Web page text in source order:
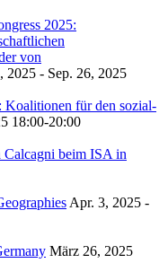
2025:
von
2025 - Sep. 26, 2025
Koalitionen für den sozial-
18:00-20:00
Calcagni beim ISA in
Apr. 3, 2025 -
März 26, 2025